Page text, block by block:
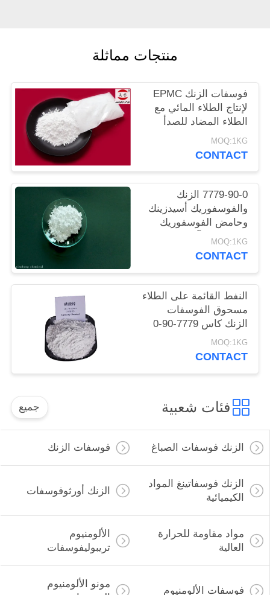
منتجات مماثلة
فوسفات الزنك EPMC
لإنتاج الطلاء المائي مع
الطلاء المضاد للصدأ
منخفض المعادن الثقيلة
MOQ:1KG
CONTACT
7779-90-0 الزنك
والفوسفوريك أسيدزينك
وحامض الفوسفوريك
المضادة للتآكل الطلاء
للصلب
MOQ:1KG
CONTACT
النفط القائمة على الطلاء
مسحوق الفوسفات
الزنك كاس 7779-90-0
للسفن والصلب الهياكل
حماية
MOQ:1KG
CONTACT
فئات شعبية جميع
الزنك فوسفات الصباغ فوسفات الزنك
الزنك فوسفاتينغ المواد
الكيميائية
الزنك أورثوفوسفات
مواد مقاومة للحرارة
العالية
الألومنيوم
تريبوليفوسفات
فوسفات الألومنيوم
مونو الألومنيوم